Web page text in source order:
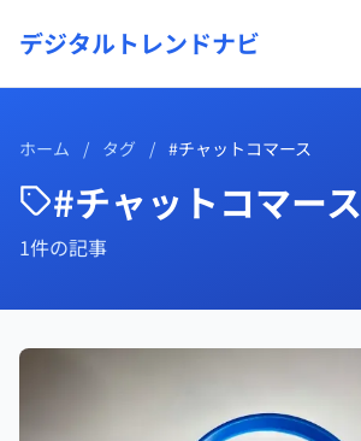
デジタルトレンドナビ
ホーム / タグ / #チャットコマース
#チャットコマース
1件の記事